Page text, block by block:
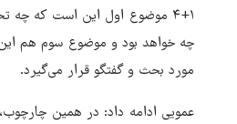
۱+۴ موضوع اول این است که چه
مورد بحث و گفتگو قرار می‌گیرد.
عمویی ادامه داد: در همین